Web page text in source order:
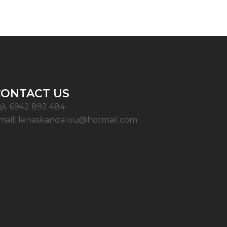
US
6942 892 484
lenaskandalou@hotmail.com